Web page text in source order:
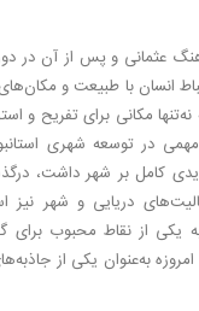
عثمانی و پس از آن در
انسان با طبیعت و
مکانی برای تفریح و
در توسعه شهری
کامل بر شهر داشت،
دریایی و شهر نیز
یکی از نقاط محبوب برای
به‌عنوان یکی از